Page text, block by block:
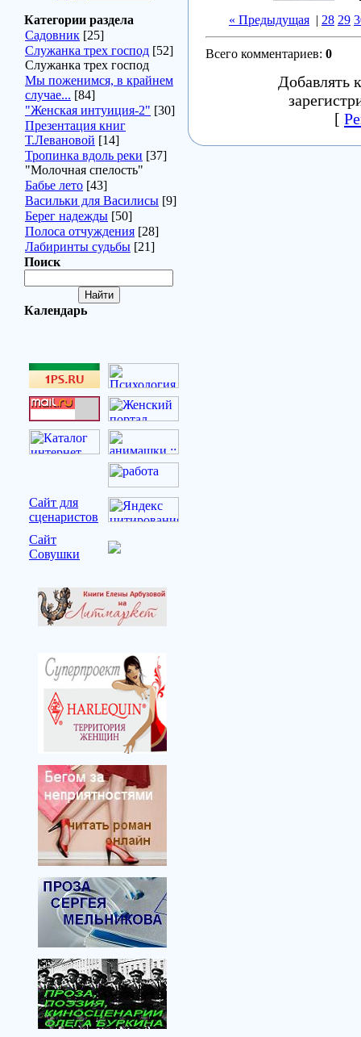
Категории раздела
Садовник [25]
Служанка трех господ [52]
Служанка трех господ
Мы поженимся, в крайнем
случае... [84]
"Женская интуиция-2" [30]
Презентация книг
Т.Левановой [14]
Тропинка вдоль реки [37]
"Молочная спелость"
Бабье лето [43]
Васильки для Василисы [9]
Берег надежды [50]
Полоса отчуждения [28]
Лабиринты судьбы [21]
Поиск
Календарь
Сайт для
сценаристов
Сайт
Совушки
« Предыдущая | 28 29
Всего комментариев: 0
Добавлять
[